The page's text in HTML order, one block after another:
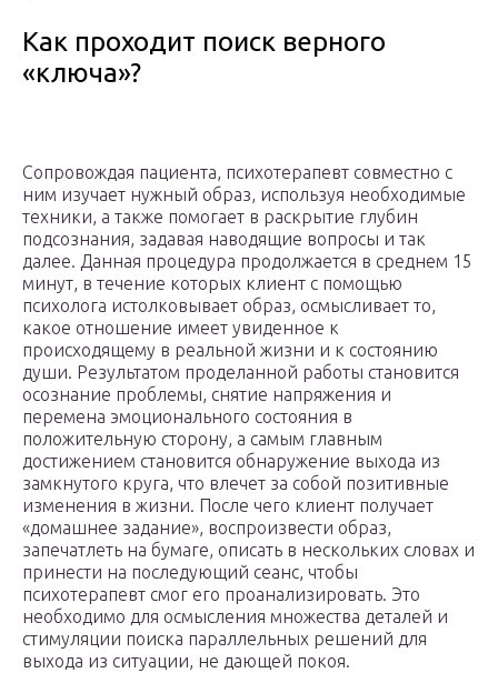
Как проходит поиск верного
«ключа»?
Сопровождая пациента, психотерапевт совместно с
ним изучает нужный образ, используя необходимые
техники, а также помогает в раскрытие глубин
подсознания, задавая наводящие вопросы и так
далее. Данная процедура продолжается в среднем 15
минут, в течение которых клиент с помощью
психолога истолковывает образ, осмысливает то,
какое отношение имеет увиденное к
происходящему в реальной жизни и к состоянию
души. Результатом проделанной работы становится
осознание проблемы, снятие напряжения и
перемена эмоционального состояния в
положительную сторону, а самым главным
достижением становится обнаружение выхода из
замкнутого круга, что влечет за собой позитивные
изменения в жизни. После чего клиент получает
«домашнее задание», воспроизвести образ,
запечатлеть на бумаге, описать в нескольких словах и
принести на последующий сеанс, чтобы
психотерапевт смог его проанализировать. Это
необходимо для осмысления множества деталей и
стимуляции поиска параллельных решений для
выхода из ситуации, не дающей покоя.